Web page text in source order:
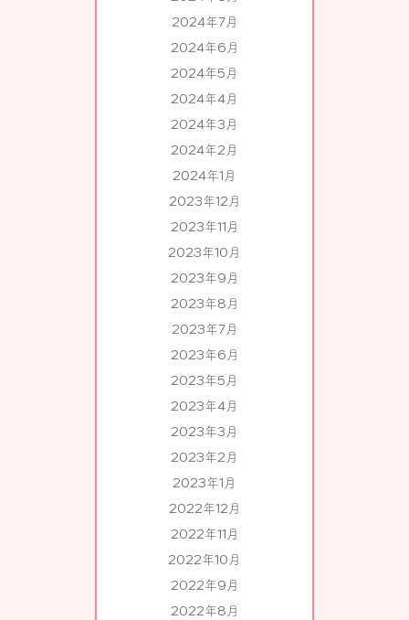
2024年7月
2024年6月
2024年5月
2024年4月
2024年3月
2024年2月
2024年1月
2023年12月
2023年11月
2023年10月
2023年9月
2023年8月
2023年7月
2023年6月
2023年5月
2023年4月
2023年3月
2023年2月
2023年1月
2022年12月
2022年11月
2022年10月
2022年9月
2022年8月